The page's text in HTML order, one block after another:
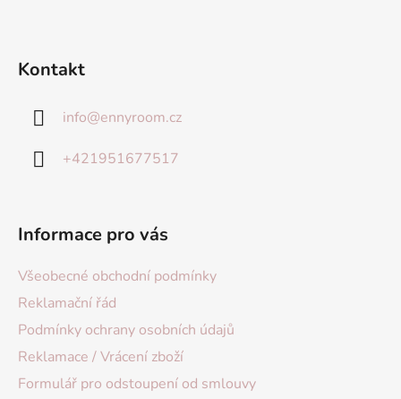
Kontakt
info@ennyroom.cz
+421951677517
Informace pro vás
Všeobecné obchodní podmínky
Reklamační řád
Podmínky ochrany osobních údajů
Reklamace / Vrácení zboží
Formulář pro odstoupení od smlouvy